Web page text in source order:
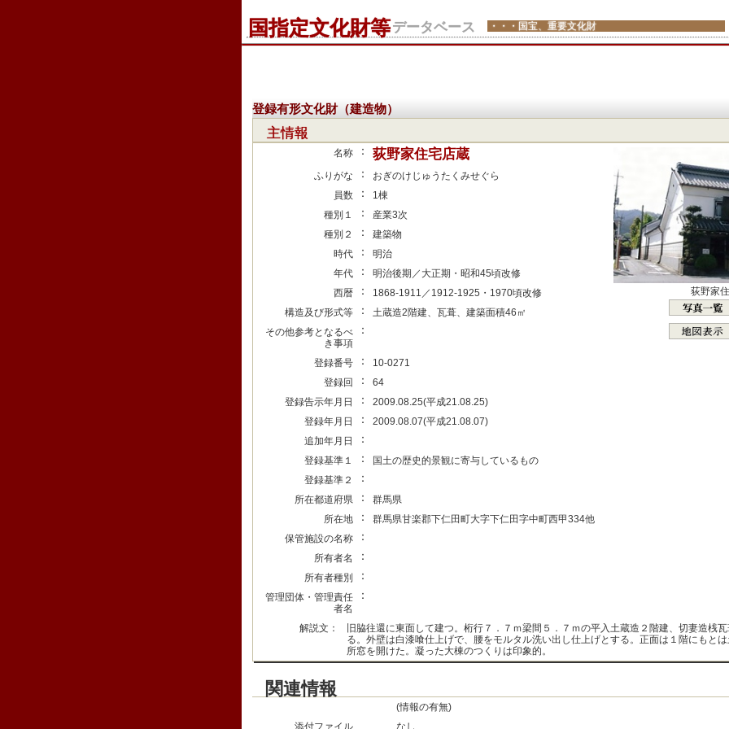
国指定文化財等データベース ・・・国宝、重要文化財
登録有形文化財（建造物）
主情報
名称 ： 荻野家住宅店蔵
ふりがな ：
おぎのけじゅうたくみせぐら
員数
：
1棟
種別１
：
産業3次
種別２
：
建築物
時代
：
明治
年代
：
明治後期／大正期・昭和45頃改修
西暦
：
1868-1911／1912-1925・1970頃改修
構造及び形式等
：
土蔵造2階建、瓦葺、建築面積46㎡
その他参考となるべ
き事項
：
登録番号 ：
10-0271
登録回
：
64
登録告示年月日
：
2009.08.25(平成21.08.25)
登録年月日
：
2009.08.07(平成21.08.07)
追加年月日
：
登録基準１ ：
国土の歴史的景観に寄与しているもの
登録基準２
：
所在都道府県 ：
群馬県
所在地
：
群馬県甘楽郡下仁田町大字下仁田字中町西甲334他
保管施設の名称
：
所有者名 ：
所有者種別 ：
管理団体・管理責任
者名
：
荻野家
解説文：
旧脇往還に東面して建つ。桁行７．７ｍ梁間５．７ｍの平入土蔵造２階建、切妻造桟
る。外壁は白漆喰仕上げで、腰をモルタル洗い出し仕上げとする。正面は１階にもと
所窓を開けた。凝った大棟のつくりは印象的。
関連情報
(情報の有無)
添付ファイル
なし